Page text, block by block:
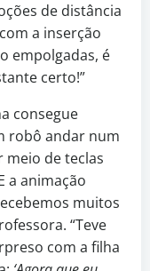
de distância
a inserção
empolgadas, é
certo!”
consegue
robô andar num
de teclas
a animação
muitos
“Teve
com a filha